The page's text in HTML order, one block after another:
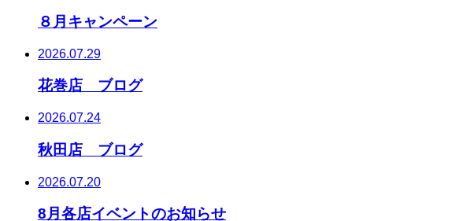
８月キャンペーン
2026.07.29
花巻店 ブログ
2026.07.24
秋田店 ブログ
2026.07.20
8月各店イベントのお知らせ